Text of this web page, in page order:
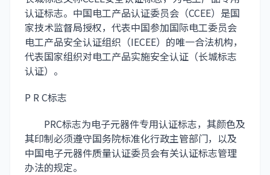
认证标志。中国电工产品认证委员会（CCEE）是国
家技术监督局授权，代表中国参加国际电工委员会
电工产品安全认证组织（IECEE）的唯一合法机构，
代表国家组织对电工产品实施安全认证（长城标志
认证）。
P R C标志
PRC标志为电子元器件专用认证标志，其颜色及
其印制必须遵守国务院标准化行政主管部门，以及
中国电子元器件质量认证委员会有关认证标志管理
办法的规定。